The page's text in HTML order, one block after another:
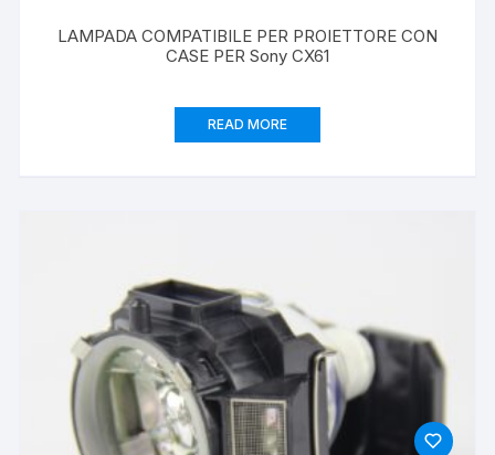
LAMPADA COMPATIBILE PER PROIETTORE CON
CASE PER Sony CX61
READ MORE